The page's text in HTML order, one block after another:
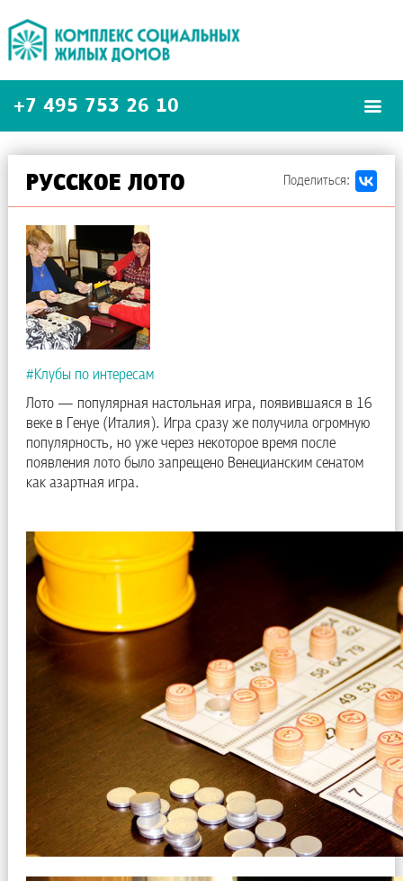
+7 495 753 26 10
РУССКОЕ ЛОТО
#Клубы по интересам
Лото — популярная настольная игра, появившаяся в 16
веке в Генуе (Италия). Игра сразу же получила огромную
популярность, но уже через некоторое время после
появления лото было запрещено Венецианским сенатом
как азартная игра.